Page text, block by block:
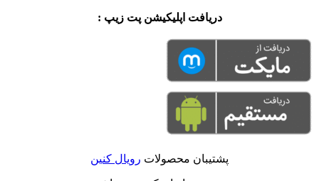
دریافت اپلیکیشن پت زیپ :
پشتیبان محصولات رویال کنین